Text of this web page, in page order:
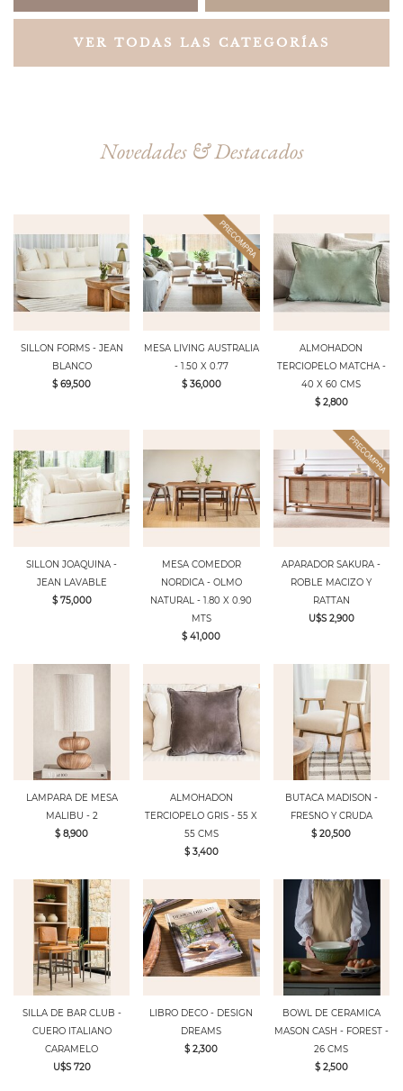
VER TODAS LAS CATEGORÍAS
Novedades & Destacados
SILLON FORMS - JEAN
BLANCO
$ 69,500
MESA LIVING AUSTRALIA
- 1.50 X 0.77
$ 36,000
ALMOHADON
TERCIOPELO MATCHA -
40 X 60 CMS
$ 2,800
SILLON JOAQUINA -
JEAN LAVABLE
$ 75,000
MESA COMEDOR
NORDICA - OLMO
NATURAL - 1.80 X 0.90
MTS
$ 41,000
APARADOR SAKURA -
ROBLE MACIZO Y
RATTAN
U$S 2,900
LAMPARA DE MESA
MALIBU - 2
$ 8,900
ALMOHADON
TERCIOPELO GRIS - 55 X
55 CMS
$ 3,400
BUTACA MADISON -
FRESNO Y CRUDA
$ 20,500
SILLA DE BAR CLUB -
CUERO ITALIANO
CARAMELO
U$S 720
LIBRO DECO - DESIGN
DREAMS
$ 2,300
BOWL DE CERAMICA
MASON CASH - FOREST -
26 CMS
$ 2,500